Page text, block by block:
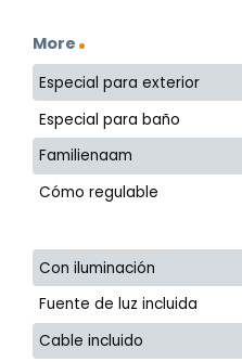
More
Especial para exterior
Especial para baño
Familienaam
Cómo regulable
Con iluminación
Fuente de luz incluida
Cable incluido